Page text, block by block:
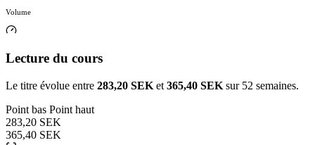
Volume
Lecture du cours
Le titre évolue entre 283,20 SEK et 365,40 SEK sur 52 semaines.
Point bas Point haut
283,20 SEK
365,40 SEK